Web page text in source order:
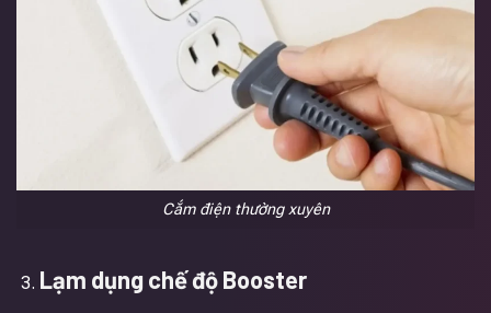
Cắm điện thường xuyên
Lạm dụng chế độ Booster